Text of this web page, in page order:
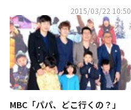
arと『ゴールデンタイム』」
2015/03/22 10:50
MBC「パパ、どこ行くの？」